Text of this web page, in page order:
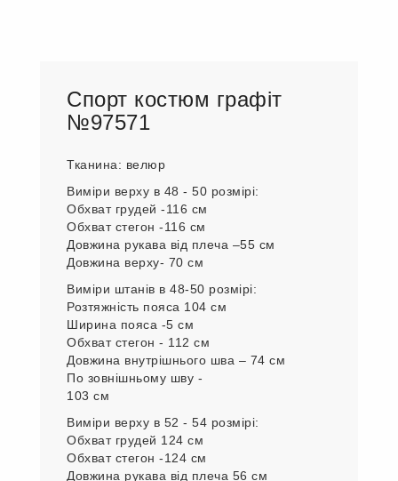
Спорт костюм графіт
№97571
Тканина: велюр
Виміри верху в 48 - 50 розмірі:
Обхват грудей -116 см
Обхват стегон -116 см
Довжина рукава від плеча –55 см
Довжина верху- 70 см
Виміри штанів в 48-50 розмірі:
Ширина пояса -5 см
Обхват стегон - 112 см
Довжина внутрішнього шва – 74 см